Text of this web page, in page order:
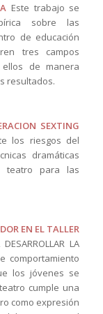
Este trabajo se
sobre las
de educación
tres campos
de manera
resultados.
SEXTING
los riesgos del
dramáticas
teatro para las
EN EL TALLER
LA
comportamiento
los jóvenes se
cumple una
como expresión